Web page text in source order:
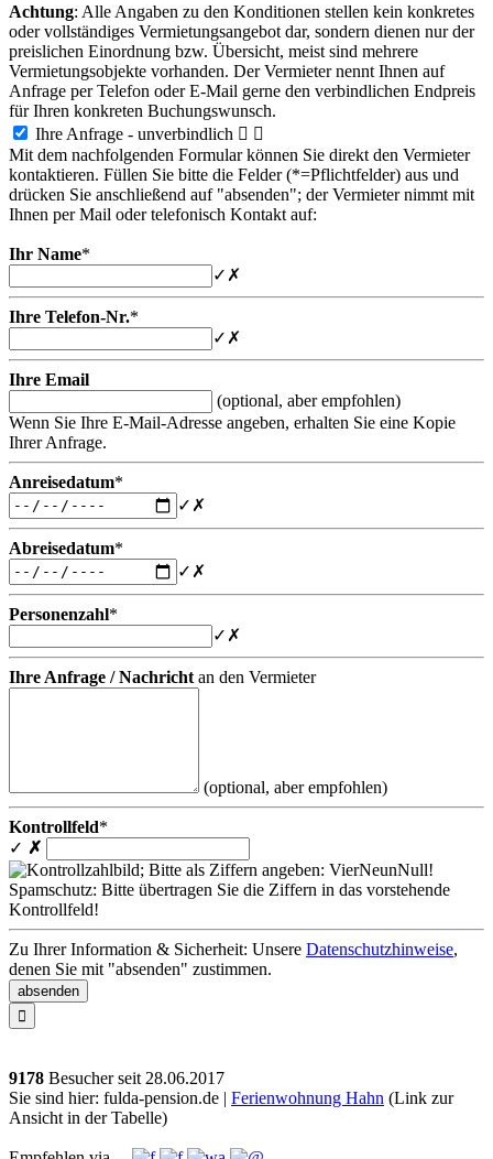
Achtung: Alle Angaben zu den Konditionen stellen kein konkretes
oder vollständiges Vermietungsangebot dar, sondern dienen nur der
preislichen Einordnung bzw. Übersicht, meist sind mehrere
Vermietungsobjekte vorhanden. Der Vermieter nennt Ihnen auf
Anfrage per Telefon oder E-Mail gerne den verbindlichen Endpreis
für Ihren konkreten Buchungswunsch.
Ihre Anfrage - unverbindlich  
Mit dem nachfolgenden Formular können Sie direkt den Vermieter
kontaktieren. Füllen Sie bitte die Felder (*=Pflichtfelder) aus und
drücken Sie anschließend auf "absenden"; der Vermieter nimmt mit
Ihnen per Mail oder telefonisch Kontakt auf:
Ihr Name*
✓ ✗
Ihre Telefon-Nr.*
✓ ✗
Ihre Email
(optional, aber empfohlen)
Wenn Sie Ihre E-Mail-Adresse angeben, erhalten Sie eine Kopie
Ihrer Anfrage.
Anreisedatum*
✓ ✗
Abreisedatum*
✓ ✗
Personenzahl*
✓ ✗
Ihre Anfrage / Nachricht an den Vermieter
(optional, aber empfohlen)
Kontrollfeld*
✓ ✗
Spamschutz: Bitte übertragen Sie die Ziffern in das vorstehende
Kontrollfeld!
Zu Ihrer Information & Sicherheit: Unsere Datenschutzhinweise,
denen Sie mit "absenden" zustimmen.

9178 Besucher seit 28.06.201 7
Sie sind hier: fulda-pension.de | Ferienwohnung Hahn (Link zur
Ansicht in der Tabelle)